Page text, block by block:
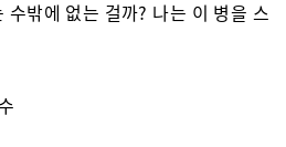
수밖에 없는 걸까? 나는 이 병을 스